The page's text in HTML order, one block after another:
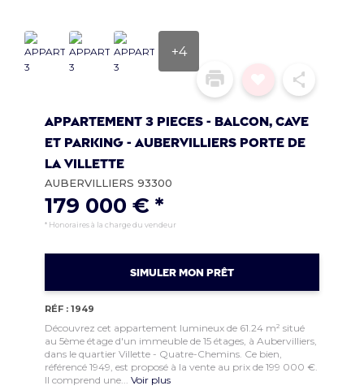
+4
APPARTEMENT 3 PIECES - BALCON, CAVE
ET PARKING - AUBERVILLIERS PORTE DE
LA VILLETTE
AUBERVILLIERS 93300
179 000 € *
* Honoraires à la charge du vendeur
SIMULER MON PRÊT
RÉF : 1949
Découvrez cet appartement lumineux de 61.24 m² situé
au 5ème étage d'un immeuble de 15 étages, à Aubervilliers,
dans le quartier Villette - Quatre-Chemins. Ce bien,
référencé 1949, est proposé à la vente au prix de 199 000 €.
Il comprend une...Voir plus